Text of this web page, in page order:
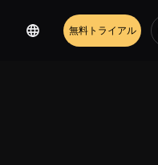
無料トライアル